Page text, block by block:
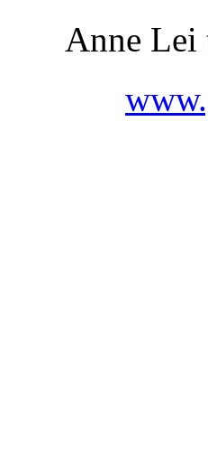
Anne Lei